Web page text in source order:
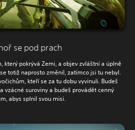
se pod prach
který pokrývá Zemi, a objev zvláštní a úplně
totiž naprosto změnil, zatímco jsi tu nebyl.
kteří se za tu dobu vyvinuli. Budeš
vzácné suroviny a budeš provádět cenný
abys splnil svou misi.